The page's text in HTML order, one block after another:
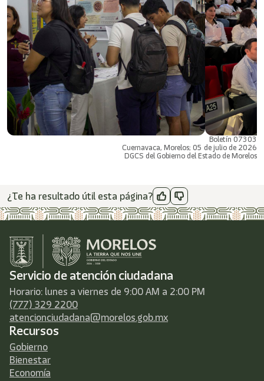
Boletín 07303
Cuernavaca, Morelos; 05 de julio de 2026
DGCS del Gobierno del Estado de Morelos
¿Te ha resultado útil esta página?
Servicio de atención ciudadana
Horario: lunes a viernes de 9:00 AM a 2:00 PM
(777) 329 2200
atencionciudadana@morelos.gob.mx
Recursos
Gobierno
Bienestar
Economía